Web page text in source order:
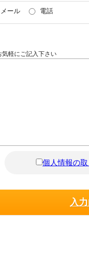
メール 電話
軽にご記入下さい
個人情報の